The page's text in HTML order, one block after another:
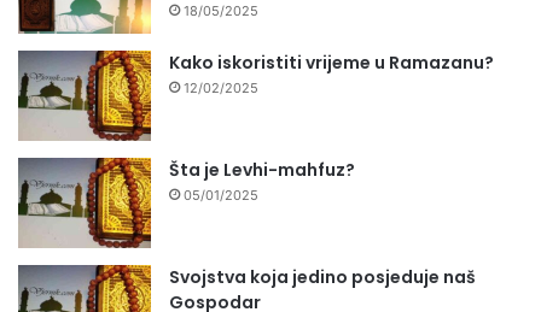
18/05/2025
Kako iskoristiti vrijeme u Ramazanu?
12/02/2025
Šta je Levhi-mahfuz?
05/01/2025
Svojstva koja jedino posjeduje naš
Gospodar